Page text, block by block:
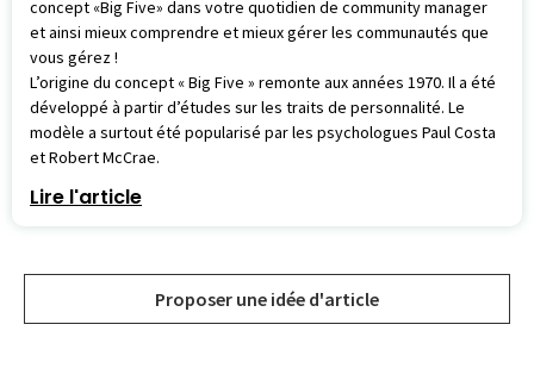
concept «Big Five» dans votre quotidien de community manager
et ainsi mieux comprendre et mieux gérer les communautés que
vous gérez !
L’origine du concept « Big Five » remonte aux années 1970. Il a été
développé à partir d’études sur les traits de personnalité. Le
modèle a surtout été popularisé par les psychologues Paul Costa
et Robert McCrae.
Lire l'article
Proposer une idée d'article